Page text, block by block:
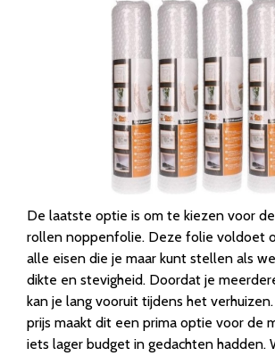
De laatste optie is om te kiezen voor
rollen noppenfolie. Deze folie voldoet
alle eisen die je maar kunt stellen als
dikte en stevigheid. Doordat je
kan je lang vooruit tijdens het
prijs maakt dit een prima optie voor de
iets lager budget in gedachten hadden.